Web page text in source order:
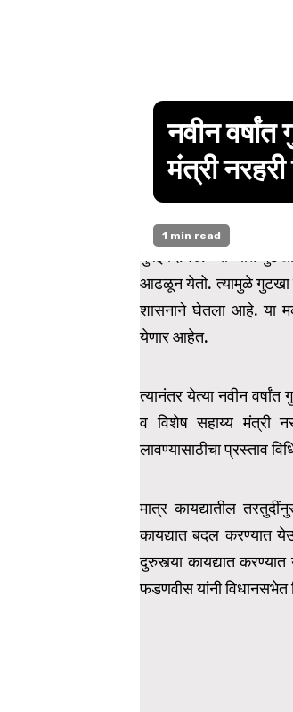
नवीन
मंत्री
1 min read
मुंबई दि.१८:- राज्यात
आढळून येतो. त्यामुळे गुटखा
शासनाने घेतला आहे. या
येणार आहेत.
त्यानंतर येत्या नवीन
व विशेष सहाय्य मंत्री
लावण्यासाठीचा प्रस्ताव
मात्र कायद्यातील
कायद्यात बदल करण्यात
दुरुस्त्या कायद्यात
फडणवीस यांनी विधानसभेत